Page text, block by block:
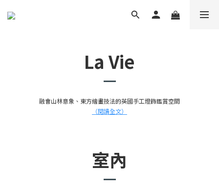
La Vie
融會山林意象、東方繪畫技法的英國手工燈飾鑑賞空間
（閱讀全文）
室內